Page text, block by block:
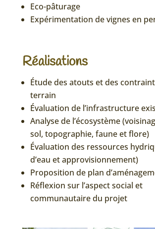
Eco-pâturage
Expérimentation de vignes en
Réalisations
Étude des atouts et des
terrain
Évaluation de l’infrastructure
Analyse de l’écosystème
sol, topographie, faune et flore)
Évaluation des ressources
d’eau et approvisionnement)
Proposition de plan
Réflexion sur l’aspect social et
communautaire du projet